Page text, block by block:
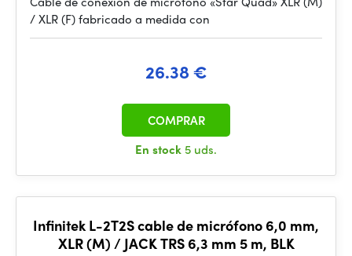
/ XLR (F) fabricado a medida con
26.38 €
En stock 5 uds.
COMPRAR
Infinitek L-2T2S cable de micrófono 6,0 mm,
XLR (M) / JACK TRS 6,3 mm 5 m, BLK